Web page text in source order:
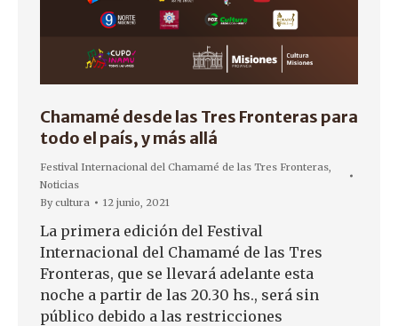
Chamamé desde las Tres Fronteras para
todo el país, y más allá
Festival Internacional del Chamamé de las Tres Fronteras,
Noticias
Bycultura 12 junio, 2021
La primera edición del Festival
Internacional del Chamamé de las Tres
Fronteras, que se llevará adelante esta
noche a partir de las 20.30 hs., será sin
público debido a las restricciones